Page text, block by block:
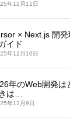
年12月11日
× Next.js 開発
イド
年12月10日
年のWeb開発は
は…
年12月9日